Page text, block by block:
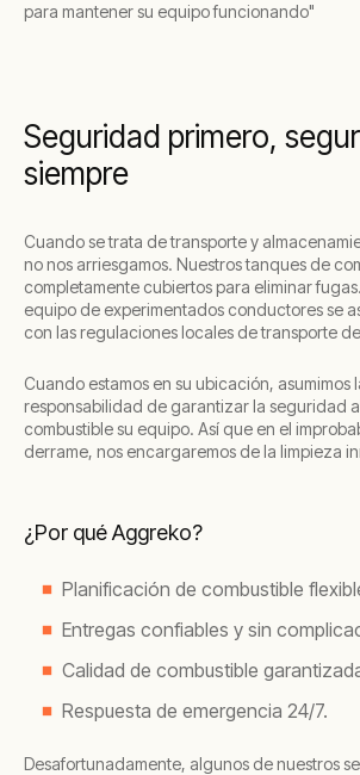
para mantener su equipo funcionando"
Seguridad primero,
siempre
Cuando se trata de transporte y
no nos arriesgamos. Nuestros tanques de
completamente cubiertos para eliminar
equipo de experimentados conductores se
con las regulaciones locales de transporte
Cuando estamos en su ubicación, asumimos
responsabilidad de garantizar la seguridad
combustible su equipo. Así que en el
derrame, nos encargaremos de la limpieza
¿Por qué Aggreko?
Planificación de combustible
Entregas confiables y sin
Calidad de combustible
Respuesta de emergencia 24/7.
Desafortunadamente, algunos de nuestros